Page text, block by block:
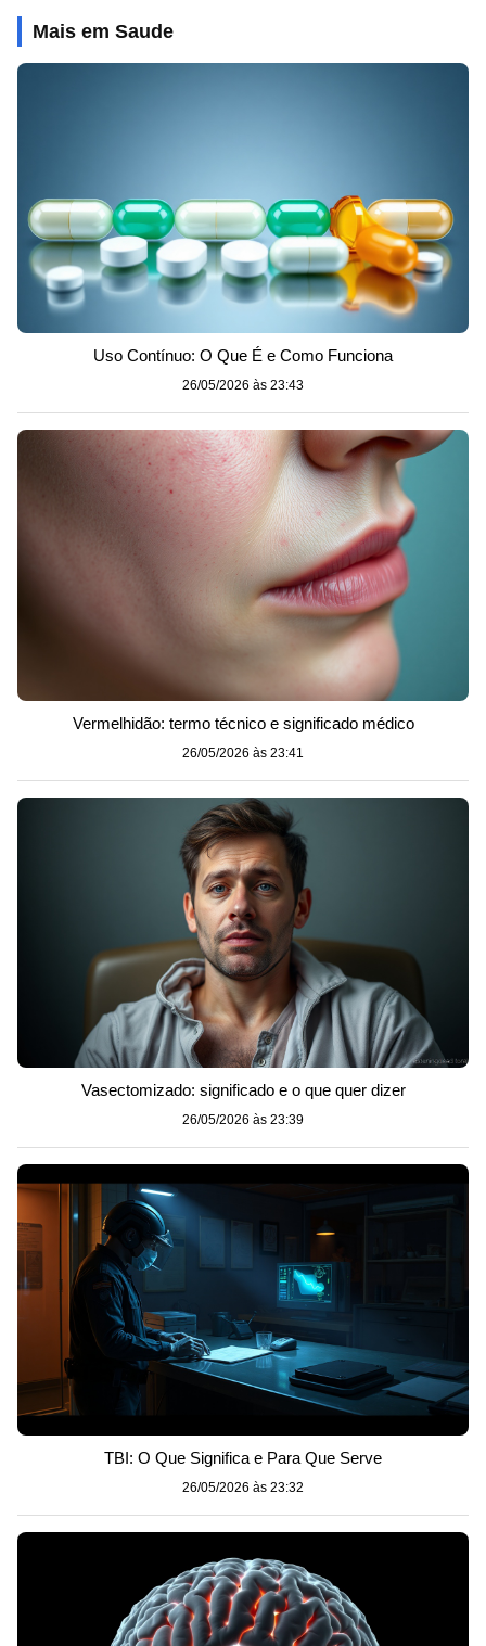
Mais em Saude
Uso Contínuo: O Que É e Como Funciona
26/05/2026 às 23:43
Vermelhidão: termo técnico e significado médico
26/05/2026 às 23:41
Vasectomizado: significado e o que quer dizer
26/05/2026 às 23:39
TBI: O Que Significa e Para Que Serve
26/05/2026 às 23:32